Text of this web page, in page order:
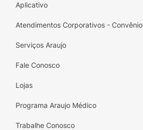
Aplicativo
Atendimentos Corporativos - Convênio
Serviços Araujo
Fale Conosco
Lojas
Programa Araujo Médico
Trabalhe Conosco